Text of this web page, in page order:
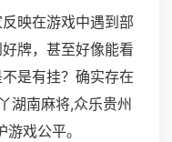
映在游戏中遇到部
牌，甚至好像能看
是有挂？确实存在
湖南麻将,众乐贵州
戏公平。